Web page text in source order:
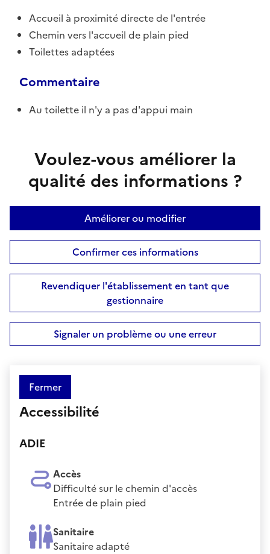
Accueil à proximité directe de l'entrée
Chemin vers l'accueil de plain pied
Toilettes adaptées
Commentaire
Au toilette il n'y a pas d'appui main
Voulez-vous améliorer la
qualité des informations ?
Améliorer ou modifier
Confirmer ces informations
Revendiquer l'établissement en tant que
gestionnaire
Signaler un problème ou une erreur
Fermer
Accessibilité
ADIE
Accès
Difficulté sur le chemin d'accès
Entrée de plain pied
Sanitaire
Sanitaire adapté